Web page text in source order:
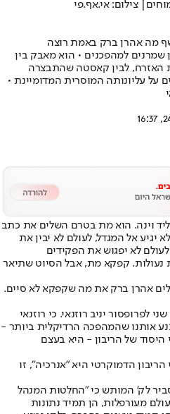
צילום: אי.אף.פי
מה אהרן ברק באמת רוצה
שמרנים למהפכנים • הוא מאבק בין
האזרח, לבין קאסטה שהתבצרה
על עליונותה המוסרית המדומיינת •
ליד וינה. הוא מת בטרם השלים את כתב
יגיע אל המגדל, לעולם לא יבין את
לא יפגוש את הפקידים
נעולות. קפקא מת, אבל הסיוט שתיאר
אהרן ברק את מה שקפקא לא סיים.
לפרופסור יניב רוזנאי. כי רוזנאי
אותנו שהמהפכה הרדיקלית ביותר -
היסוד של הריבון - היא בעצם
הדמוקרטי היא "אנרכיה", זו
לק' המותש כי "החלטות המנהל
מעורפלות, הן תמיד נתונות